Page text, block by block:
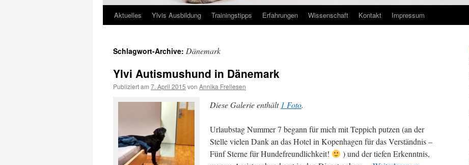
Springe
Inhalt
Aktuelles Ylvis Ausbildung Trainingstipps Erfahrungen Wissenschaft Kontakt Impressum
Schlagwort-Archive: Dänemark
Ylvi Autismushund in Dänemark
Publiziert am 7. April 2015 von Annika Frellesen
Diese Galerie enthält 1 Foto.
Urlaubstag Nummer 7 begann für mich mit Teppich putzen (an der
Stelle vielen Dank an das Hotel in Kopenhagen für das Verständnis –
Fünf Sterne für Hundefreundlichkeit!
) und der tiefen Erkenntnis,